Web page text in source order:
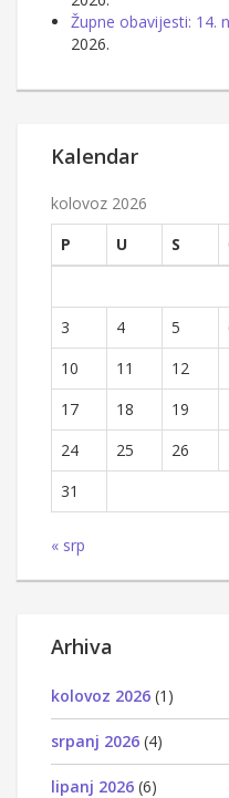
Župne obavijesti: 14.
2026.
Kalendar
kolovoz 2026
P
U S
3
4 5
10
11 12
17
18 19
24
25 26
31
« srp
Arhiva
kolovoz 2026 (1)
srpanj 2026 (4)
lipanj 2026 (6)